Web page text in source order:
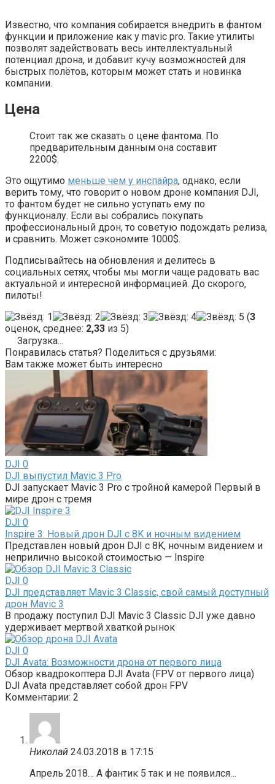
Известно, что компания собирается внедрить в фантом
функции и приложение как у mavic pro. Такие утилиты
позволят задействовать весь интеллектуальный
потенциал дрона, и добавит кучу возможностей для
быстрых полётов, которым может стать и новинка
компании.
Цена
Стоит так же сказать о цене фантома. По
предварительным данным она составит
2200$.
Это ощутимо меньше чем у инспайра, однако, если
верить тому, что говорит о новом дроне компания DJI,
то фантом будет не сильно уступать ему по
функционалу. Если вы собрались покупать
профессиональный дрон, то советую подождать релиза,
и сравнить. Может сэкономите 1000$.
Подписывайтесь на обновления и делитесь в
социальных сетях, чтобы мы могли чаще радовать вас
актуальной и интересной информацией. До скорого,
пилоты!
(3
оценок, среднее: 2,33 из 5)
Загрузка...
Понравилась статья? Поделиться с друзьями:
Вам также может быть интересно
DJI 0
DJI выпустил Mavic 3 Pro
DJI запускает Mavic 3 Pro с тройной камерой Первый в
мире дрон с тремя
DJI 0
Inspire 3: Новый дрон DJI с 8K и ночным видением
Представлен новый дрон DJI с 8K, ночным видением и
неприлично высокой стоимостью — Inspire
DJI 0
DJI представляет Mavic 3 Classic, свой самый доступный
дрон Mavic 3
В продажу поступил DJI Mavic 3 Classic DJI уже давно
удерживает мертвой хваткой рынок
DJI 0
DJI Avata: Возможности дрона от первого лица
Обзор квадрокоптера DJI Avata (FPV от первого лица)
DJI Avata представляет собой дрон FPV
Комментарии: 2
Николай 24.03.2018 в 17:15
Апрель 2018… А фантик 5 так и не появился…